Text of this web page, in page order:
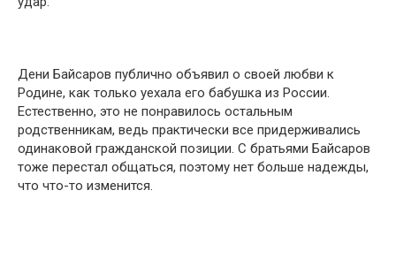
Дени Байсаров публично объявил о своей любви к
Родине, как только уехала его бабушка из России.
Естественно, это не понравилось остальным
родственникам, ведь практически все придерживались
одинаковой гражданской позиции. С братьями Байсаров
тоже перестал общаться, поэтому нет больше надежды,
что что-то изменится.